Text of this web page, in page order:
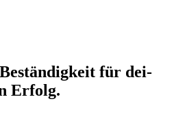
für dei­
Erfolg.